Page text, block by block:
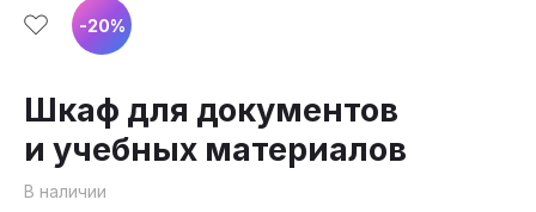
Шкаф для документов
и учебных материалов
В наличии
-20%